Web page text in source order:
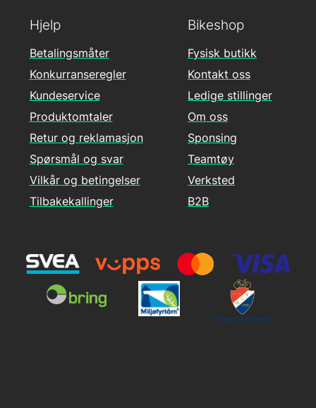
Hjelp
Betalingsmåter
Konkurranseregler
Kundeservice
Produktomtaler
Retur og reklamasjon
Spørsmål og svar
Vilkår og betingelser
Tilbakekallinger
Bikeshop
Fysisk butikk
Kontakt oss
Ledige stillinger
Om oss
Sponsing
Teamtøy
Verksted
B2B